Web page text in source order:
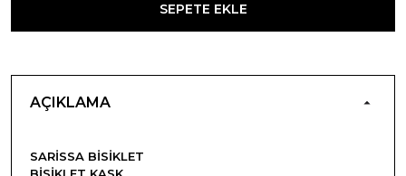
SEPETE EKLE
AÇIKLAMA
SARISSA BISIKLET